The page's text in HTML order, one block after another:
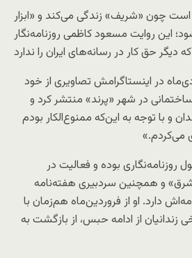
چون «شریف» زندگی می‌کند و «ابزار
این روایت‌ مسعود کاظمی روزنامه‌نگار
روز سه‌شنبه ۲۳ دی‌ماه در اینستاگرامش تصاویری از خود
در شهر «پرند» منتشر کرد و
و با توجه به این‌که ممنوع‌الکار بودم
می‌کردم.»
بوده و فعالیت در
و همچنین سردبیری هفته‌نامه
دارد. او از فروردین‌ماه هم‌زمان با
زندانیان از ادامه حبس، از بازگشت به